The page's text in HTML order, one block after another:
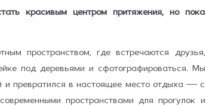
красивым центром притяжения, но пока
пространством, где встречаются друзья,
под деревьями и сфотографироваться. Мы
и превратился в настоящее место отдыха — с
пространствами для прогулок и